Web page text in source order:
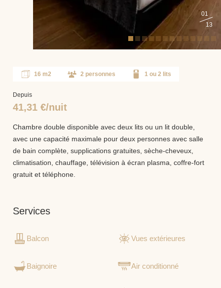
01
13
16 m2 2 personnes 1 ou 2 lits
Depuis
41,31 €/nuit
Chambre double disponible avec deux lits ou un lit double,
avec une capacité maximale pour deux personnes avec salle
de bain complète, supplications gratuites, sèche-cheveux,
climatisation, chauffage, télévision à écran plasma, coffre-fort
gratuit et téléphone.
Services
Balcon Vues extérieures
Baignoire Air conditionné